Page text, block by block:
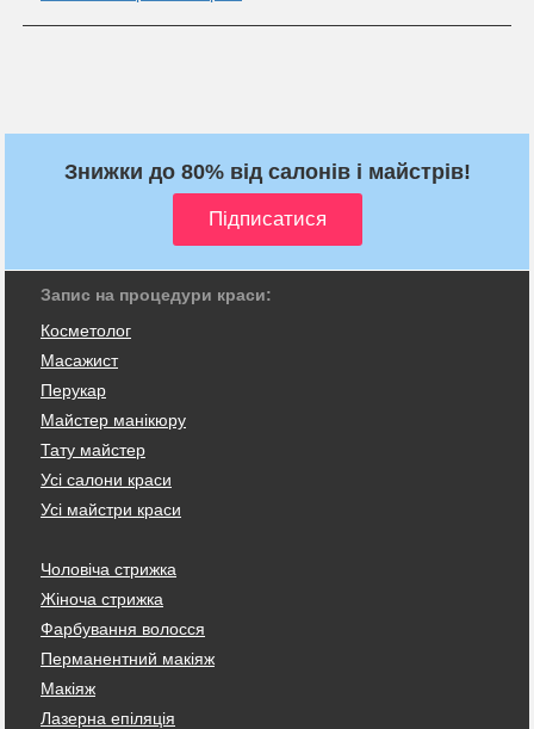
Знижки до 80% від салонів і майстрів!
Запис на процедури краси:
Косметолог
Масажист
Перукар
Майстер манікюру
Тату майстер
Усі салони краси
Усі майстри краси
Чоловіча стрижка
Жіноча стрижка
Фарбування волосся
Перманентний макіяж
Макіяж
Лазерна епіляція